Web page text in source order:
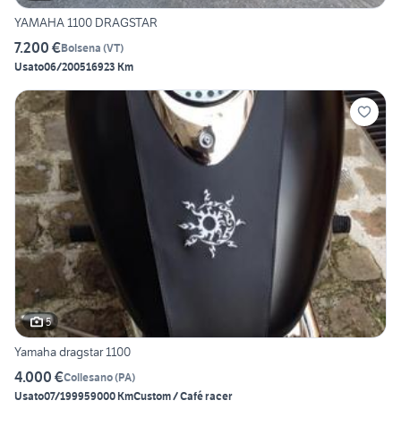
YAMAHA 1100 DRAGSTAR
7.200 €Bolsena (VT)
Usato06/200516923 Km
5
Yamaha dragstar 1100
4.000 €Collesano(PA)
Usato07/199959000 KmCustom / Café racer